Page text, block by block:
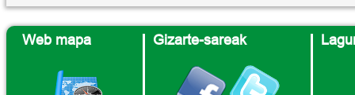
Web mapa Gizarte-sareak